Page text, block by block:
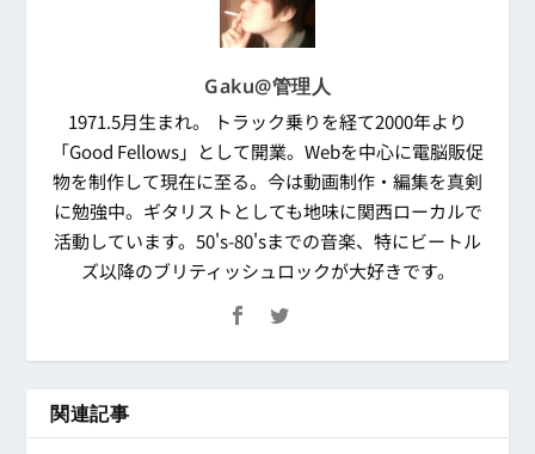
Gaku@管理人
1971.5月生まれ。 トラック乗りを経て2000年より
「Good Fellows」として開業。Webを中心に電脳販促
物を制作して現在に至る。今は動画制作・編集を真剣
に勉強中。ギタリストとしても地味に関西ローカルで
活動しています。50's-80'sまでの音楽、特にビートル
ズ以降のブリティッシュロックが大好きです。
関連記事